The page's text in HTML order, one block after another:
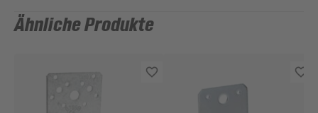
Ähnliche Produkte